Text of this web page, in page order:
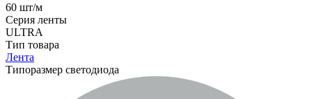
60 шт/м
Серия ленты
ULTRA
Тип товара
Лента
Типоразмер светодиода